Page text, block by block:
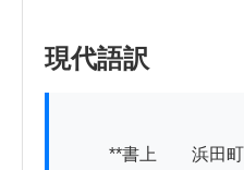
現代語訳